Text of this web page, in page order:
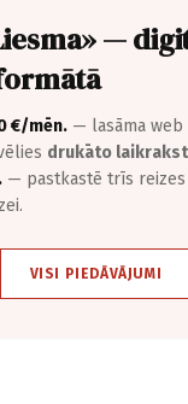
—
€/mēn. — lasāma web
drukāto
— pastkastē trīs reizes
VISI PIEDĀVĀJUMI